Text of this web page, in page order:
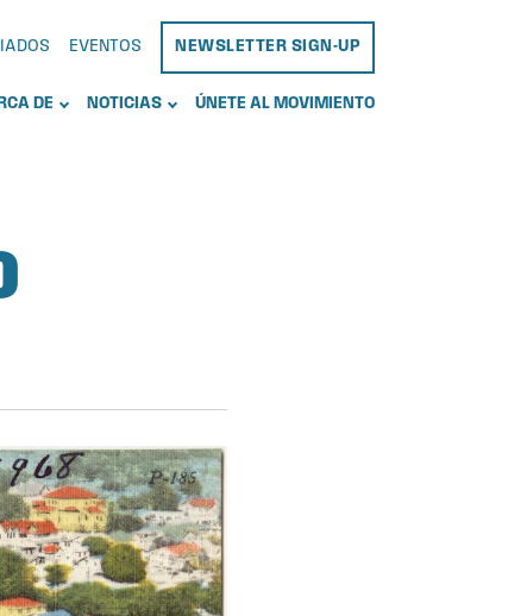
EVENTOS NEWSLETTER SIGN-UP
DE NOTICIAS ÚNETE AL MOVIMIENTO